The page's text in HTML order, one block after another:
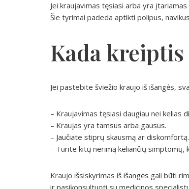
Jei kraujavimas tęsiasi arba yra
Šie tyrimai padeda aptikti polipus,
Kada
Jei pastebite šviežio kraujo iš išangės,
– Kraujavimas tęsiasi daugiau nei kelias
– Kraujas yra tamsus arba gausus.
– Jaučiate stiprų skausmą ar diskomfortą.
– Turite kitų nerimą keliančių simptomų,
Kraujo išsiskyrimas iš išangės gali būti
ir pasikonsultuoti su medicinos